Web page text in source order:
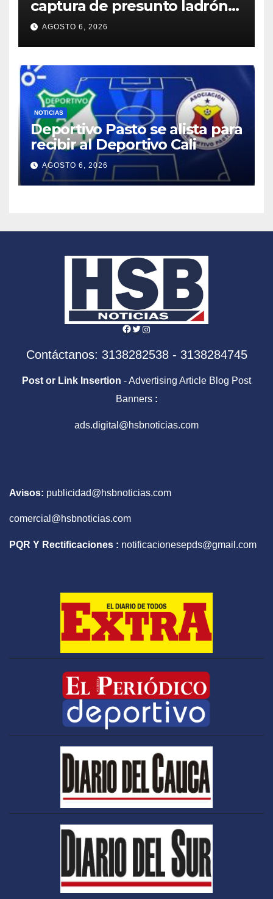
captura de presunto ladrón
de motocicletas
AGOSTO 6, 2026
NOTICIAS
Deportivo Pasto se alista para
recibir al Deportivo Cali
AGOSTO 6, 2026
Facebook
Twitter
Instagram
Contáctanos: 3138282538 - 3138284745
Post or Link Insertion - Advertising Article Blog Post
Banners :
ads.digital@hsbnoticias.com
Avisos: publicidad@hsbnoticias.com
comercial@hsbnoticias.com
PQR Y Rectificaciones : notificacionesepds@gmail.com